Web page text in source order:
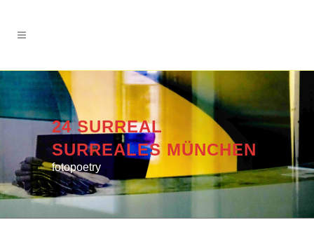
24 SURREAL
SURREALES MÜNCHEN
fotopoetry